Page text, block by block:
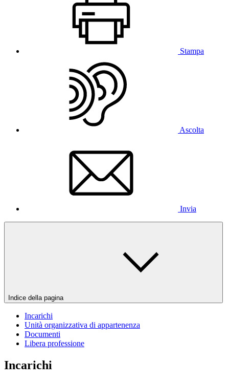
Stampa
Ascolta
Invia
Indice della pagina
Incarichi
Unità organizzativa di appartenenza
Documenti
Libera professione
Incarichi